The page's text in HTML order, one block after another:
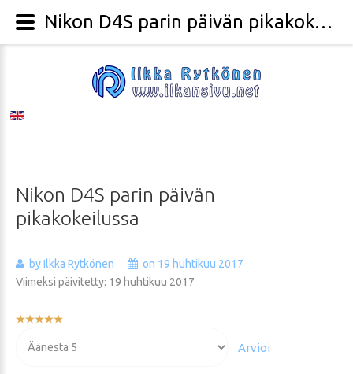
Nikon D4S parin päivän
pikakokeilussa
by Ilkka Rytkönen
on 19 huhtikuu 2017
Viimeksi päivitetty: 19 huhtikuu 2017
Käyttäjän
arvioida
Nikon D4S parin päivän pikakokeilussa - Valokuvaaja Ilkka Rytkönen